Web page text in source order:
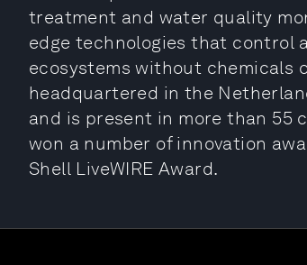
treatment and water quality
edge technologies that control
ecosystems without chemicals
headquartered in the
and is present in more than 55
won a number of innovation
Shell LiveWIRE Award.